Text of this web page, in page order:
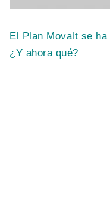
El Plan Movalt se
¿Y ahora qué?